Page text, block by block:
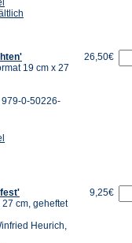
19 cm x 27
0-50226-
26,50€
cm, geheftet
Heurich,
9,25€